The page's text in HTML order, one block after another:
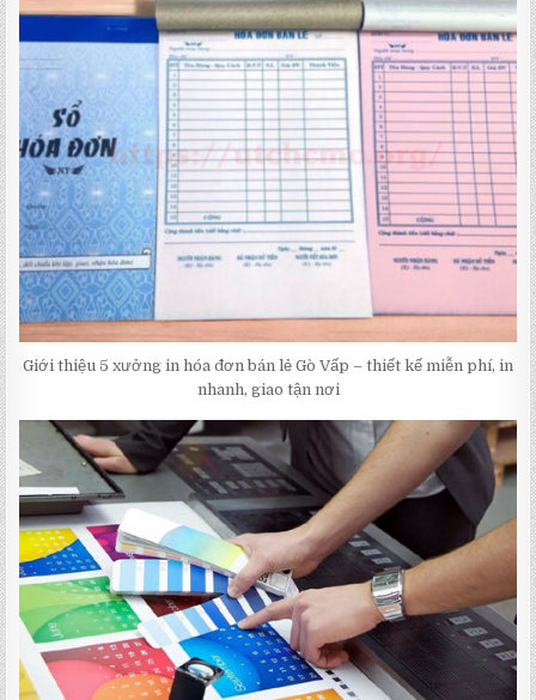
Giới thiệu 5 xưởng in hóa đơn bán lẻ Gò Vấp – thiết kế miễn phí, in
nhanh, giao tận nơi